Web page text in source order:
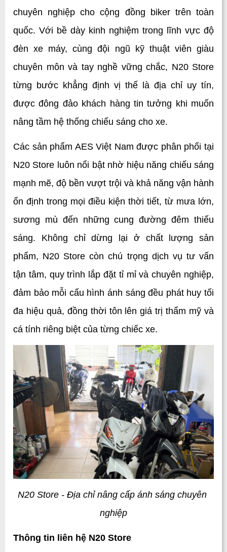
chuyên nghiệp cho cộng đồng biker trên toàn
quốc. Với bề dày kinh nghiệm trong lĩnh vực độ
đèn xe máy, cùng đội ngũ kỹ thuật viên giàu
chuyên môn và tay nghề vững chắc, N20 Store
từng bước khẳng định vị thế là địa chỉ uy tín,
được đông đảo khách hàng tin tưởng khi muốn
nâng tầm hệ thống chiếu sáng cho xe.
Các sản phẩm AES Việt Nam được phân phối tại
N20 Store luôn nổi bật nhờ hiệu năng chiếu sáng
mạnh mẽ, độ bền vượt trội và khả năng vận hành
ổn định trong mọi điều kiện thời tiết, từ mưa lớn,
sương mù đến những cung đường đêm thiếu
sáng. Không chỉ dừng lại ở chất lượng sản
phẩm, N20 Store còn chú trọng dịch vụ tư vấn
tận tâm, quy trình lắp đặt tỉ mỉ và chuyên nghiệp,
đảm bảo mỗi cấu hình ánh sáng đều phát huy tối
đa hiệu quả, đồng thời tôn lên giá trị thẩm mỹ và
cá tính riêng biệt của từng chiếc xe.
N20 Store - Địa chỉ nâng cấp ánh sáng chuyên
nghiệp
Thông tin liên hệ N20 Store